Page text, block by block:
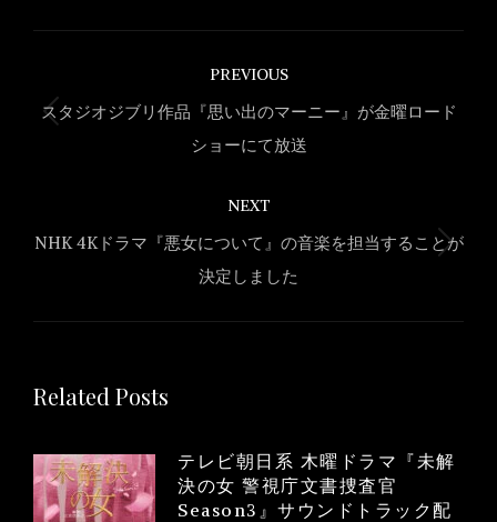
navigation
PREVIOUS
Previous
post:
スタジオジブリ作品『思い出のマーニー』が金曜ロード
ショーにて放送
NEXT
Next
post:
NHK 4Kドラマ『悪女について』の音楽を担当することが
決定しました
Related Posts
テレビ朝日系 木曜ドラマ『未解
決の女 警視庁文書捜査官
Season3』サウンドトラック配